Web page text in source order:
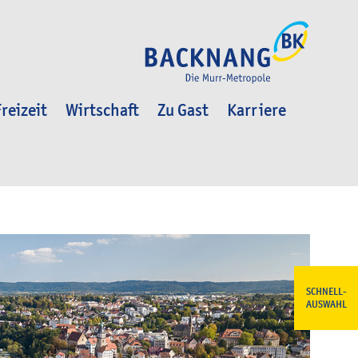
Wirtschaft Zu Gast Karriere
SCHNELL-
AUSWAHL